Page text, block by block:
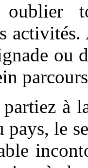
à
pays, le